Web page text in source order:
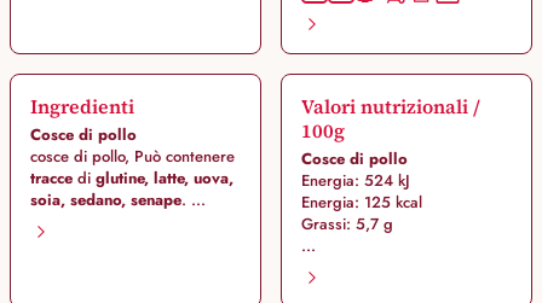
Ingredienti
Cosce di pollo
cosce di pollo, Può contenere
tracce di glutine, latte, uova,
soia, sedano, senape. ...
Valori nutrizionali /
100g
Cosce di pollo
Energia: 524 kJ
Energia: 125 kcal
Grassi: 5,7 g
...